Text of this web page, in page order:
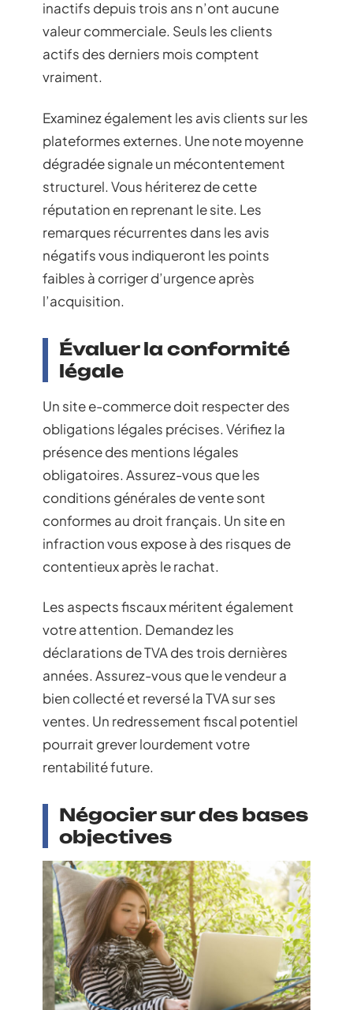
inactifs depuis trois ans n’ont aucune
valeur commerciale. Seuls les clients
actifs des derniers mois comptent
vraiment.
Examinez également les avis clients sur les
plateformes externes. Une note moyenne
dégradée signale un mécontentement
structurel. Vous hériterez de cette
réputation en reprenant le site. Les
remarques récurrentes dans les avis
négatifs vous indiqueront les points
faibles à corriger d’urgence après
l’acquisition.
Évaluer la conformité
légale
Un site e-commerce doit respecter des
obligations légales précises. Vérifiez la
présence des mentions légales
obligatoires. Assurez-vous que les
conditions générales de vente sont
conformes au droit français. Un site en
infraction vous expose à des risques de
contentieux après le rachat.
Les aspects fiscaux méritent également
votre attention. Demandez les
déclarations de TVA des trois dernières
années. Assurez-vous que le vendeur a
bien collecté et reversé la TVA sur ses
ventes. Un redressement fiscal potentiel
pourrait grever lourdement votre
rentabilité future.
Négocier sur des bases
objectives